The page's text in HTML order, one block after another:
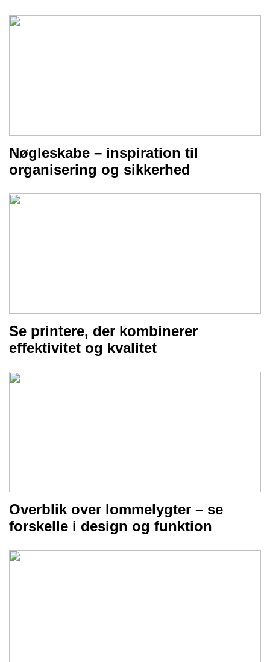
Nøgleskabe – inspiration til
organisering og sikkerhed
Se printere, der kombinerer
effektivitet og kvalitet
Overblik over lommelygter – se
forskelle i design og funktion